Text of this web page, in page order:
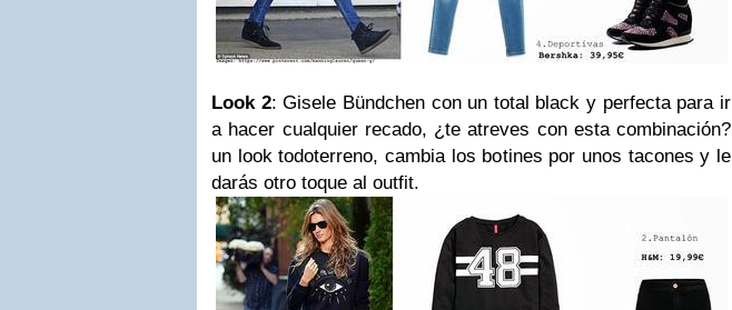
Look 2: Gisele Bündchen con un total black y perfecta para ir
a hacer cualquier recado, ¿te atreves con esta combinación?
un look todoterreno, cambia los botines por unos tacones y le
darás otro toque al outfit.